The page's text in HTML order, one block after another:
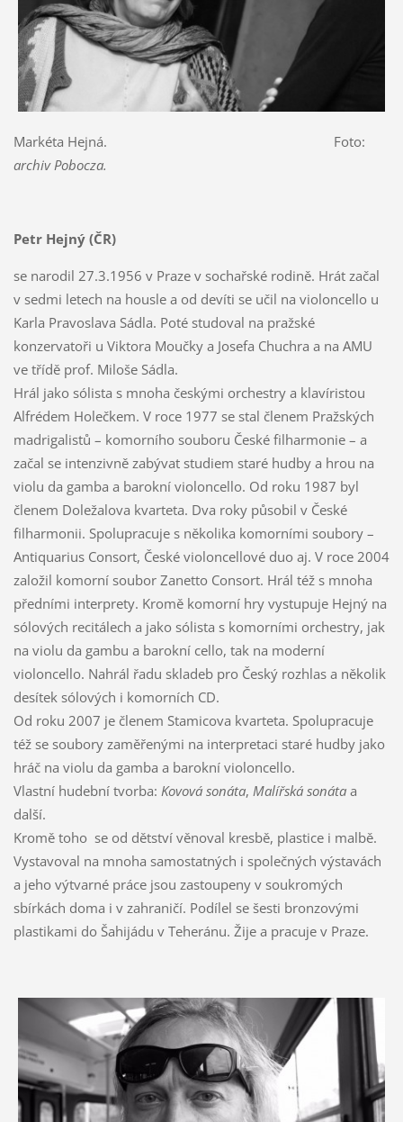
Markéta Hejná. Foto:
archiv Pobocza.
Petr Hejný (ČR)
se narodil 27.3.1956 v Praze v sochařské rodině. Hrát začal
v sedmi letech na housle a od devíti se učil na violoncello u
Karla Pravoslava Sádla. Poté studoval na pražské
konzervatoři u Viktora Moučky a Josefa Chuchra a na AMU
ve třídě prof. Miloše Sádla.
Hrál jako sólista s mnoha českými orchestry a klavíristou
Alfrédem Holečkem. V roce 1977 se stal členem Pražských
madrigalistů – komorního souboru České filharmonie – a
začal se intenzivně zabývat studiem staré hudby a hrou na
violu da gamba a barokní violoncello. Od roku 1987 byl
členem Doležalova kvarteta. Dva roky působil v České
filharmonii. Spolupracuje s několika komorními soubory –
Antiquarius Consort, České violoncellové duo aj. V roce 2004
založil komorní soubor Zanetto Consort. Hrál též s mnoha
předními interprety. Kromě komorní hry vystupuje Hejný na
sólových recitálech a jako sólista s komorními orchestry, jak
na violu da gambu a barokní cello, tak na moderní
violoncello. Nahrál řadu skladeb pro Český rozhlas a několik
desítek sólových i komorních CD.
Od roku 2007 je členem Stamicova kvarteta. Spolupracuje
též se soubory zaměřenými na interpretaci staré hudby jako
hráč na violu da gamba a barokní violoncello.
Vlastní hudební tvorba: Kovová sonáta, Malířská sonátaa
další.
Kromě toho se od dětství věnoval kresbě, plastice i malbě.
Vystavoval na mnoha samostatných i společných výstavách
a jeho výtvarné práce jsou zastoupeny v soukromých
sbírkách doma i v zahraničí. Podílel se šesti bronzovými
plastikami do Šahijádu v Teheránu. Žije a pracuje v Praze.